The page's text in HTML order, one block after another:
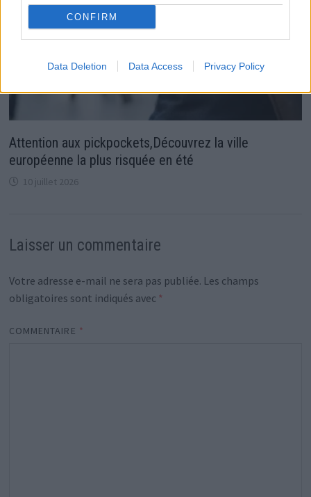
CONFIRM
Data Deletion Data Access Privacy Policy
Attention aux pickpockets,Découvrez la ville
européenne la plus risquée en été
10 juillet 2026
Laisser un commentaire
Votre adresse e-mail ne sera pas publiée. Les champs
obligatoires sont indiqués avec *
COMMENTAIRE *